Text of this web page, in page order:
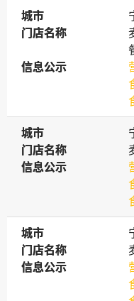
城市
城市
门店名称
门店名称
信息公示
信息公示
城市
城市
门店名称
门店名称
信息公示
信息公示
城市
城市
门店名称
门店名称
信息公示
信息公示